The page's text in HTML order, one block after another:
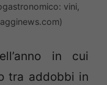
vini,
in cui
tra addobbi in